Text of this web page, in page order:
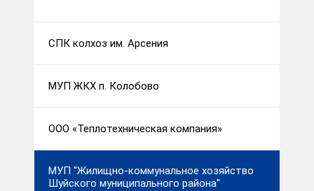
СПК колхоз им. Арсения
МУП ЖКХ п. Колобово
ООО «Теплотехническая компания»
МУП "Жилищно-коммунальное хозяйство
Шуйского муниципального района"